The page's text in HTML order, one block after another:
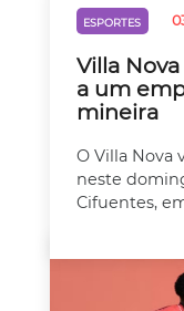
ESPORTES
Villa
a um
mineira
O Villa Nova
neste
Cifuentes,